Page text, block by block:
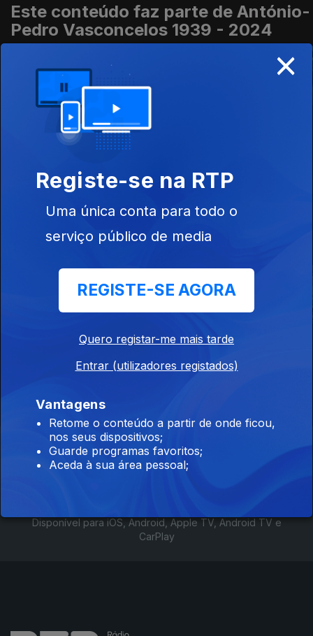
Este conteúdo faz parte de António-
Pedro Vasconcelos 1939 - 2024
Um Índio em Pé de
Guerra - Vida e
Obra de António-
Ep. 44
Grande Entrevista
Este conteúdo faz parte de
Recomendações de Abril
Daqui Houve
Rumo à Liberdade
Instale a aplicaçãoRTP Play
Disponível para iOS, Android, Apple TV, Android TV e
CarPlay
×
Registe-se na RTP
Uma única conta para todo o
serviço público de media
REGISTE-SE AGORA
Quero registar-me mais tarde
Entrar (utilizadores registados)
Vantagens
Retome o conteúdo a partir de onde ficou,
nos seus dispositivos;
Guarde programas favoritos;
Aceda à sua área pessoal;